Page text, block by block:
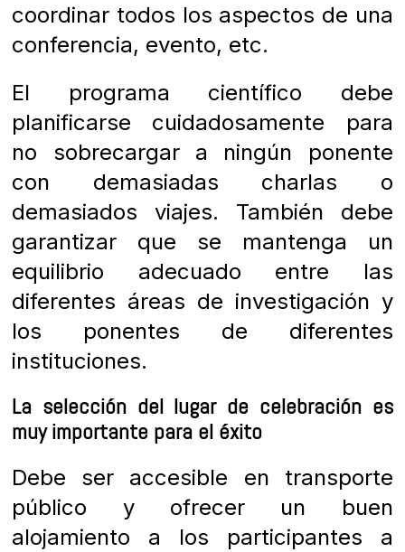
coordinar todos los aspectos de una
conferencia, evento, etc.
El programa científico debe
planificarse cuidadosamente para
no sobrecargar a ningún ponente
con demasiadas charlas o
demasiados viajes. También debe
garantizar que se mantenga un
equilibrio adecuado entre las
diferentes áreas de investigación y
los ponentes de diferentes
instituciones.
La selección del lugar de celebración es
muy importante para el éxito
Debe ser accesible en transporte
público y ofrecer un buen
alojamiento a los participantes a